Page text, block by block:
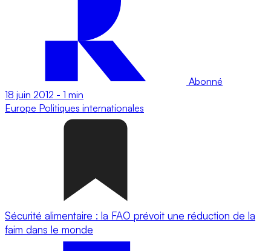
Abonné
18 juin 2012 - 1 min
Europe Politiques internationales
Sécurité alimentaire : la FAO prévoit une réduction de la
faim dans le monde